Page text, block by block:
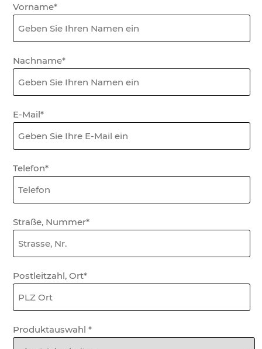
Formular
Vorname*
Nachname*
E-Mail*
Telefon*
Straße, Nummer*
Postleitzahl, Ort*
Produktauswahl *